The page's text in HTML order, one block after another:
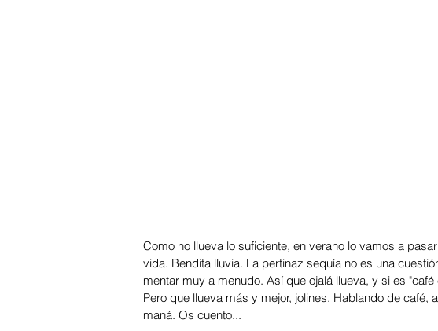
Como no llueva lo suficiente, en verano lo vamos a
vida. Bendita lluvia. La pertinaz sequía no es una
mentar muy a menudo. Así que ojalá llueva, y si es
Pero que llueva más y mejor, jolines. Hablando de café,
maná. Os cuento...